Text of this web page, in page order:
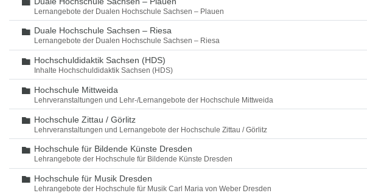
Lernangebote der Dualen Hochschule Sachsen – Plauen
Ordner
Duale Hochschule Sachsen – Riesa
Lernangebote der Dualen Hochschule Sachsen – Riesa
Ordner
Hochschuldidaktik Sachsen (HDS)
Inhalte Hochschuldidaktik Sachsen (HDS)
Ordner
Hochschule Mittweida
Lehrveranstaltungen und Lehr-/Lernangebote der Hochschule Mittweida
Ordner
Hochschule Zittau / Görlitz
Lehrveranstaltungen und Lernangebote der Hochschule Zittau / Görlitz
Ordner
Hochschule für Bildende Künste Dresden
Lehrangebote der Hochschule für Bildende Künste Dresden
Ordner
Hochschule für Musik Dresden
Lehrangebote der Hochschule für Musik Carl Maria von Weber Dresden